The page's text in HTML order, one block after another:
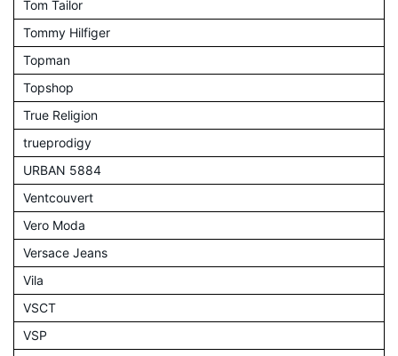
Tom Tailor
Tommy Hilfiger
Topman
Topshop
True Religion
trueprodigy
URBAN 5884
Ventcouvert
Vero Moda
Versace Jeans
Vila
VSCT
VSP